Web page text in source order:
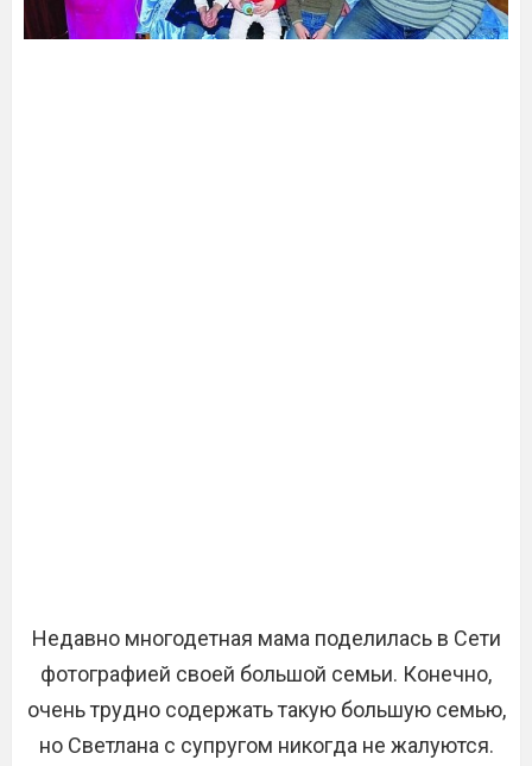
Недавно многодетная мама поделилась в Сети
фотографией своей большой семьи. Конечно,
очень трудно содержать такую большую семью,
но Светлана с супругом никогда не жалуются.